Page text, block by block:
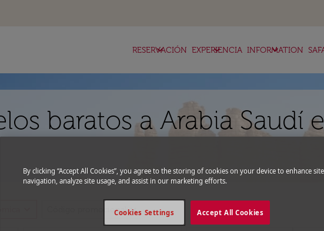
RESERVACIÓN
keyboard_arrow_down EXPERIENCIA
keyboard_arrow_down INFORMATION
keyboard_arrow_down
baratos a Arabia Saudí
Código promocionalexpand_more
By clicking “Accept All Cookies”, you agree to the storing of cookies on your device to enhance site
navigation, analyze site usage, and assist in our marketing efforts.
Accept All Cookies
Cookies Settings